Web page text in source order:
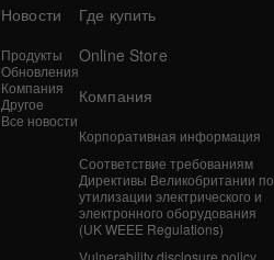
Новости
Продукты
Обновления
Компания
Другое
Все новости
Где купить
Online Store
Компания
Корпоративная информация
Соответствие требованиям
Директивы Великобритании по
утилизации электрического и
электронного оборудования
(UK WEEE Regulations)
Vulnerability disclosure policy